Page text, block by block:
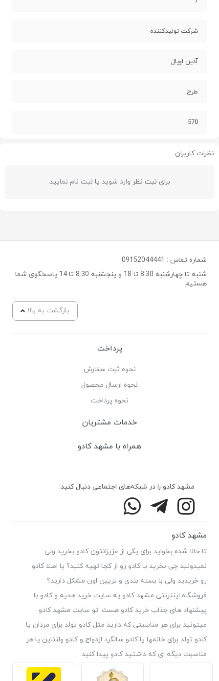
شرکت تولیدکننده
آذین اوپال
طرح
570
نظرات کاربران
برای ثبت نظر وارد شوید یا ثبت نام نمایید
شماره تماس : 09152044441
شنبه تا چهارشنبه 8:30 تا 18 و پنجشنبه 8:30 تا 14 پاسخگوی شما
هستیم
بازگشت به بالا
پرداخت
نحوه ثبت سفارش
نحوه ارسال محصول
نحوه پرداخت
خدمات مشتریان
همراه با مشهد کادو
مشهد کادو را در شبکه‌های اجتماعی دنبال کنید:
مشهد کادو
تا حالا شده بخواید برای یکی از عزیزانتون کادو بخرید ولی
نمیدونید چی بخرید یا کادو رو از کجا تهیه کنید؟ یا اصلا کادو
رو خریدید ولی با بسته بندی و تزیین اون مشکل دارید؟
فروشگاه اینترنتی مشهد کادو یه سایت خرید هدیه و کادو با
پیشنهاد های جذاب خرید کادو هست. تو سایت مشهد کادو
میتونید برای هر مناسبتی که دارید مثل کادو تولد برای مردان یا
کادو تولد برای خانمها یا کادو سالگرد ازدواج و کادو ولنتاین یا هر
مناسبت دیگه ای که داشتید کادو پیدا کنید.